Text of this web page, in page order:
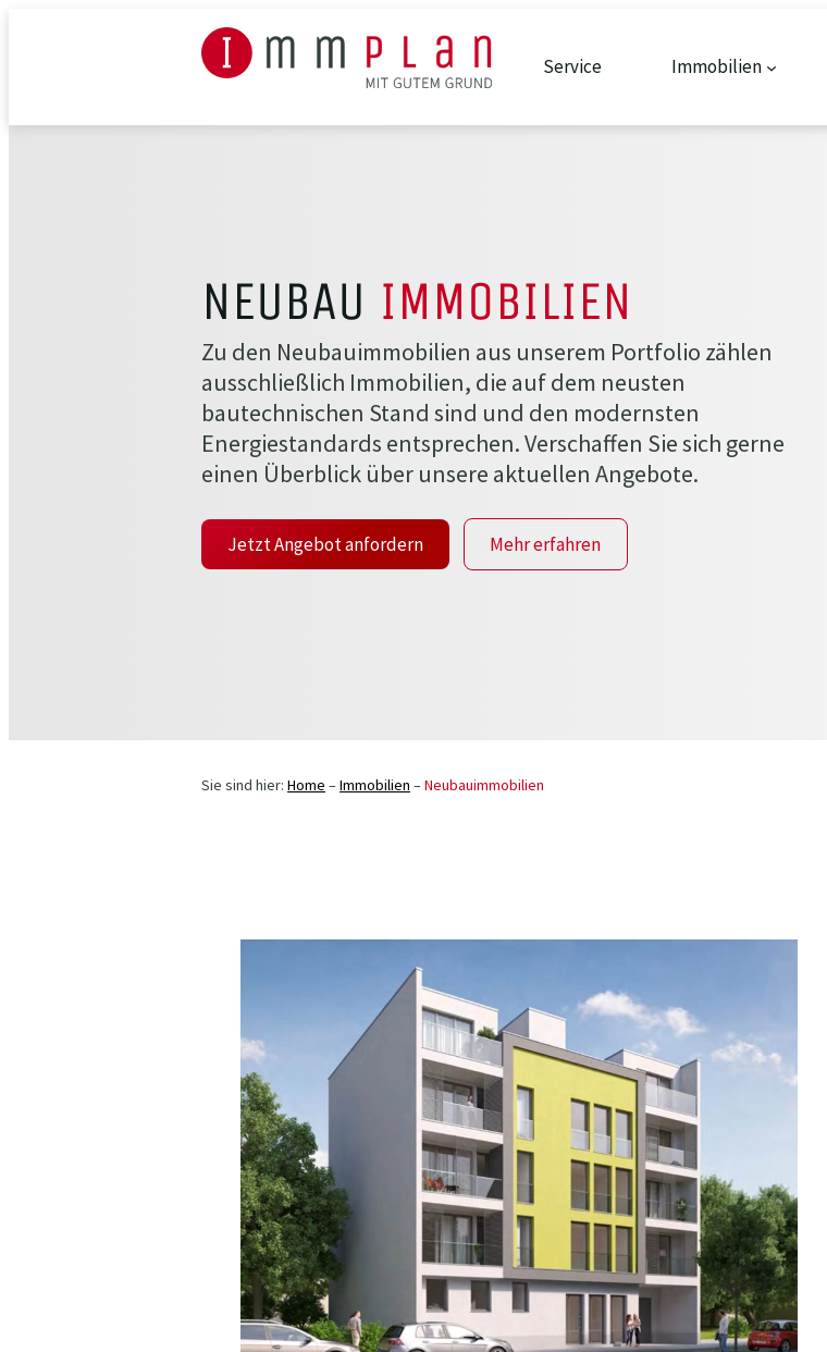
Service Immobilien
NEUBAU IMMOBILIEN
Zu den Neubauimmobilien aus unserem Portfolio zählen
ausschließlich Immobilien, die auf dem neusten
bautechnischen Stand sind und den modernsten
Energiestandards entsprechen. Verschaffen Sie sich gerne
einen Überblick über unsere aktuellen Angebote.
Jetzt Angebot anfordern Mehr erfahren
Sie sind hier: Home –Immobilien –Neubauimmobilien